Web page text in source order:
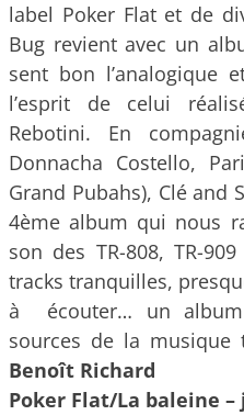
label Poker Flat et de
Bug revient avec un
sent bon l’analogique
l’esprit de celui
Rebotini. En
Donnacha Costello,
Grand Pubahs), Clé and
4ème album qui nous
son des TR-808, TR-
tracks tranquilles,
à écouter… un
sources de la musique
Benoît Richard
Poker Flat/La baleine –